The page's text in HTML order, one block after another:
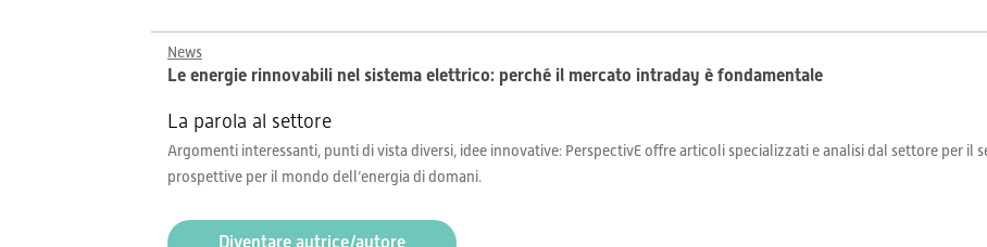
News
Le energie rinnovabili nel sistema elettrico: perché il mercato intraday è fondamentale
La parola al settore
Argomenti interessanti, punti di vista diversi, idee innovative: PerspectivE offre articoli specializzati e analisi dal settore per il
prospettive per il mondo dell’energia di domani.
Diventare autrice/autore